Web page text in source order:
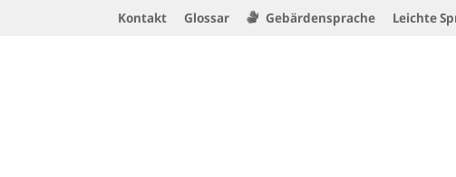
Kontakt Glossar Gebärdensprache Leichte